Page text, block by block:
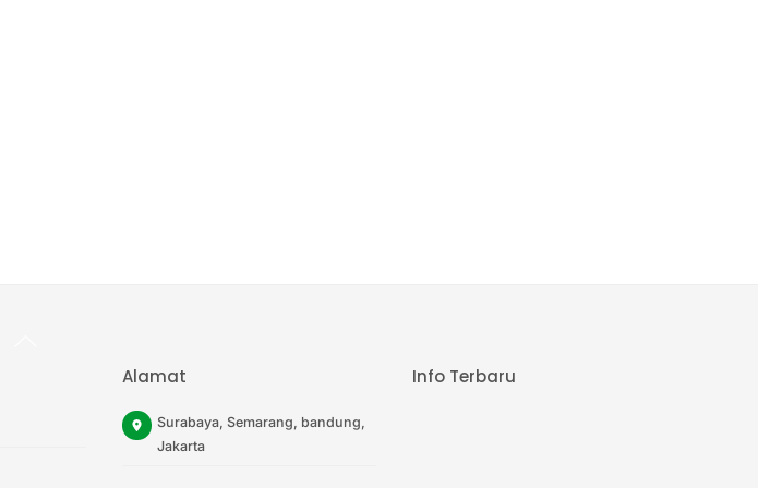
Alamat
Surabaya, Semarang, bandung,
Jakarta
Info Terbaru